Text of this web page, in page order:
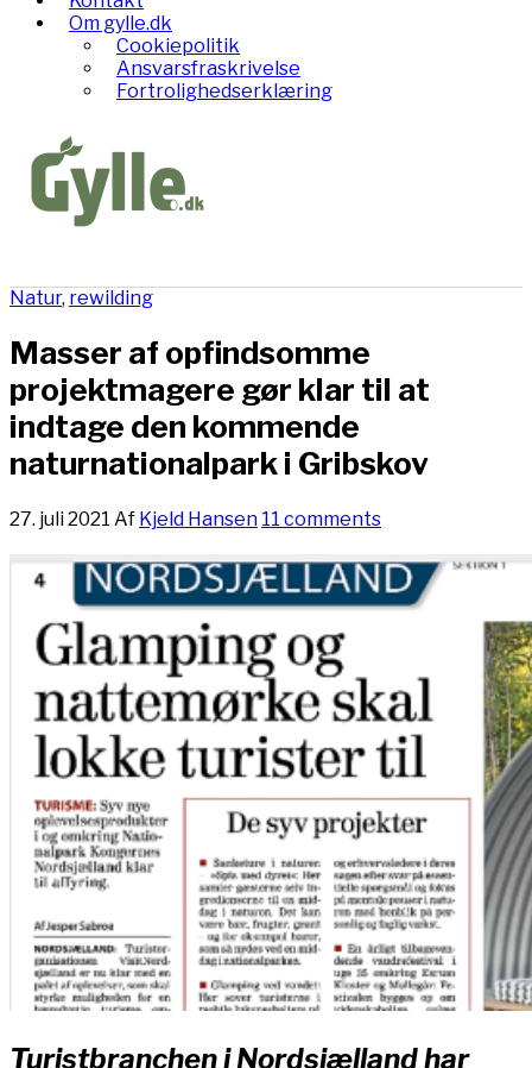
Om gylle.dk
Cookiepolitik
Ansvarsfraskrivelse
Fortrolighedserklæring
Natur, rewilding
Masser af opfindsomme
projektmagere gør klar til at
indtage den kommende
naturnationalpark i Gribskov
27. juli 2021 Af Kjeld Hansen 11 comments
Turistbranchen i Nordsjælland har